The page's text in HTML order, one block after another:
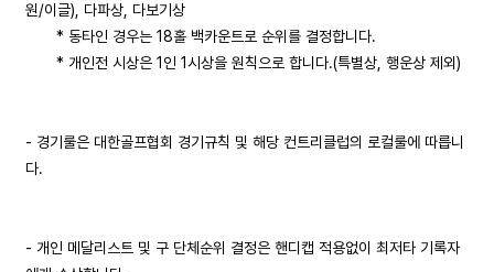
원/이글), 다파상, 다보기상
* 동타인 경우는 18홀 백카운트로 순위를 결정합니다.
* 개인전 시상은 1인 1시상을 원칙으로 합니다.(특별상, 행운상 제외)
- 경기룰은 대한골프협회 경기규칙 및 해당 컨트리클럽의 로컬룰에 따릅니
다.
- 개인 메달리스트 및 구 단체순위 결정은 핸디캡 적용없이 최저타 기록자